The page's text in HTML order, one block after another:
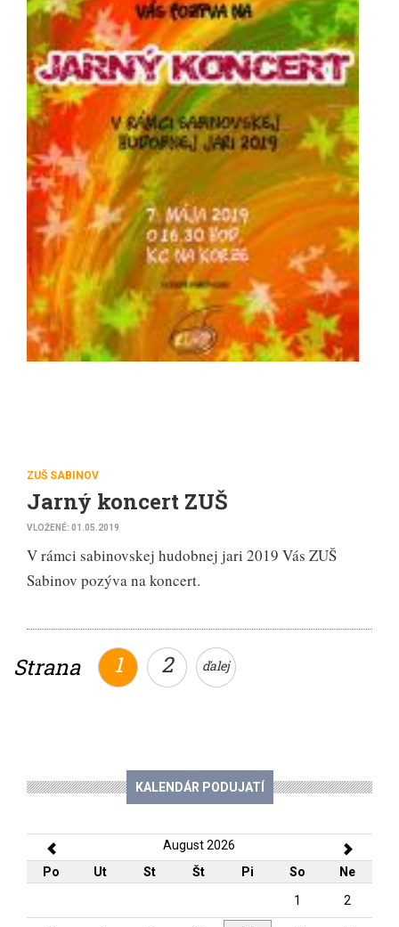
ZUŠ SABINOV
Jarný koncert ZUŠ
VLOŽENÉ: 01.05.2019
V rámci sabinovskej hudobnej jari 2019 Vás ZUŠ
Sabinov pozýva na koncert.
Strana 1 2 ďalej
KALENDÁR PODUJATÍ
August 2026
Po
Ut St Št Pi So
Ne
1
2